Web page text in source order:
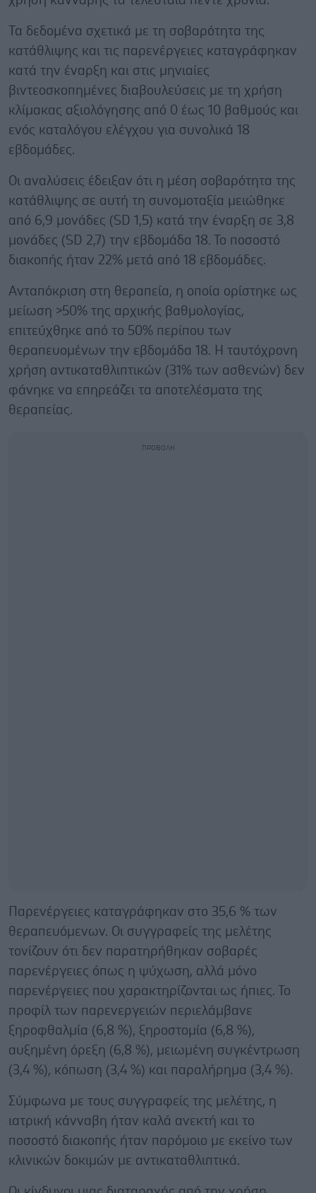
Τα δεδομένα σχετικά με τη σοβαρότητα της
κατάθλιψης και τις παρενέργειες καταγράφηκαν
κατά την έναρξη και στις μηνιαίες
βιντεοσκοπημένες διαβουλεύσεις με τη χρήση
κλίμακας αξιολόγησης από 0 έως 10 βαθμούς και
ενός καταλόγου ελέγχου για συνολικά 18
εβδομάδες.
Οι αναλύσεις έδειξαν ότι η μέση σοβαρότητα της
κατάθλιψης σε αυτή τη συνομοταξία μειώθηκε
από 6,9 μονάδες (SD 1,5) κατά την έναρξη σε 3,8
μονάδες (SD 2,7) την εβδομάδα 18. Το ποσοστό
διακοπής ήταν 22% μετά από 18 εβδομάδες.
Ανταπόκριση στη θεραπεία, η οποία ορίστηκε ως
μείωση >50% της αρχικής βαθμολογίας,
επιτεύχθηκε από το 50% περίπου των
θεραπευομένων την εβδομάδα 18. Η ταυτόχρονη
χρήση αντικαταθλιπτικών (31% των ασθενών) δεν
φάνηκε να επηρεάζει τα αποτελέσματα της
θεραπείας.
Παρενέργειες καταγράφηκαν στο 35,6 % των
θεραπευόμενων. Οι συγγραφείς της μελέτης
τονίζουν ότι δεν παρατηρήθηκαν σοβαρές
παρενέργειες όπως η ψύχωση, αλλά μόνο
παρενέργειες που χαρακτηρίζονται ως ήπιες. Το
προφίλ των παρενεργειών περιελάμβανε
ξηροφθαλμία (6,8 %), ξηροστομία (6,8 %),
αυξημένη όρεξη (6,8 %), μειωμένη συγκέντρωση
(3,4 %), κόπωση (3,4 %) και παραλήρημα (3,4 %).
Σύμφωνα με τους συγγραφείς της μελέτης, η
ιατρική κάνναβη ήταν καλά ανεκτή και το
ποσοστό διακοπής ήταν παρόμοιο με εκείνο των
κλινικών δοκιμών με αντικαταθλιπτικά.